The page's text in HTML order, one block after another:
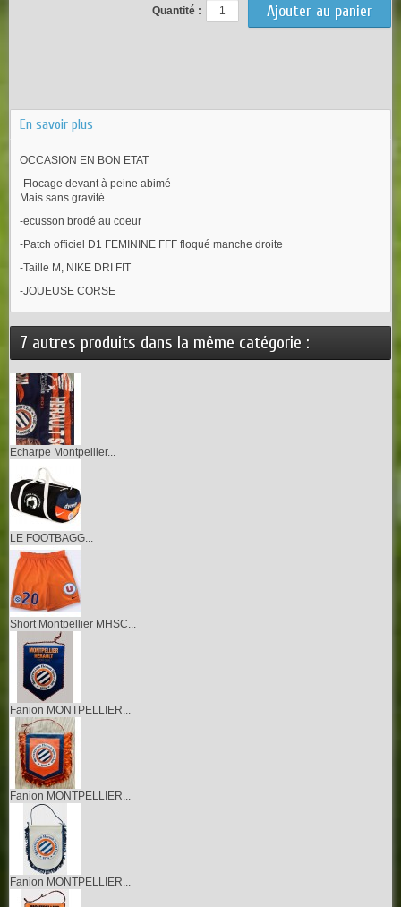
Quantité :
En savoir plus
OCCASION EN BON ETAT
-Flocage devant à peine abimé
Mais sans gravité
-ecusson brodé au coeur
-Patch officiel D1 FEMININE FFF floqué manche droite
-Taille M, NIKE DRI FIT
-JOUEUSE CORSE
7 autres produits dans la même catégorie :
Echarpe Montpellier...
LE FOOTBAGG...
Short Montpellier MHSC...
Fanion MONTPELLIER...
Fanion MONTPELLIER...
Fanion MONTPELLIER...